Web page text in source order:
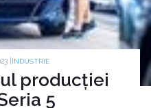
| INDUSTRIE
producției
5